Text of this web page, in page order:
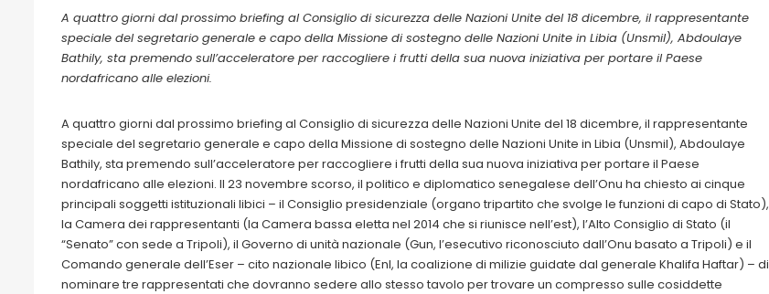
A quattro giorni dal prossimo briefing al Consiglio di sicurezza delle Nazioni Unite del 18 dicembre, il rappresentante
speciale del segretario generale e capo della Missione di sostegno delle Nazioni Unite in Libia (Unsmil), Abdoulaye
Bathily, sta premendo sull’acceleratore per raccogliere i frutti della sua nuova iniziativa per portare il Paese
nordafricano alle elezioni.
A quattro giorni dal prossimo briefing al Consiglio di sicurezza delle Nazioni Unite del 18 dicembre, il rappresentante
speciale del segretario generale e capo della Missione di sostegno delle Nazioni Unite in Libia (Unsmil), Abdoulaye
Bathily, sta premendo sull’acceleratore per raccogliere i frutti della sua nuova iniziativa per portare il Paese
nordafricano alle elezioni. Il 23 novembre scorso, il politico e diplomatico senegalese dell’Onu ha chiesto ai cinque
principali soggetti istituzionali libici – il Consiglio presidenziale (organo tripartito che svolge le funzioni di capo di Stato),
la Camera dei rappresentanti (la Camera bassa eletta nel 2014 che si riunisce nell’est), l’Alto Consiglio di Stato (il
“Senato” con sede a Tripoli), il Governo di unità nazionale (Gun, l’esecutivo riconosciuto dall’Onu basato a Tripoli) e il
Comando generale dell’Eser – cito nazionale libico (Enl, la coalizione di milizie guidate dal generale Khalifa Haftar) – di
nominare tre rappresentati che dovranno sedere allo stesso tavolo per trovare un compresso sulle cosiddette